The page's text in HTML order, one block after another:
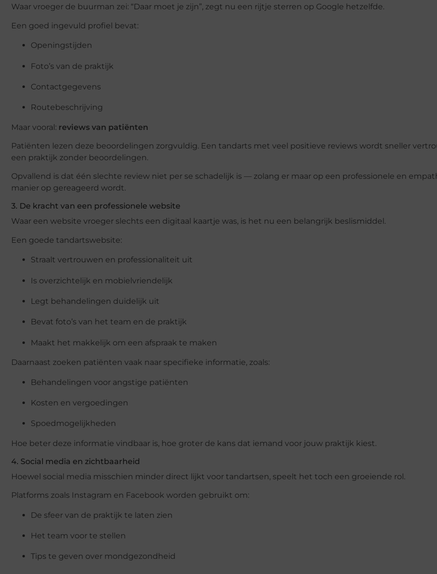
Waar vroeger de buurman zei: “Daar moet je zijn”, zegt nu een rijtje sterren op Google hetzelfde.
Een goed ingevuld profiel bevat:
Openingstijden
Foto’s van de praktijk
Contactgegevens
Routebeschrijving
Maar vooral: reviews van patiënten
Patiënten lezen deze beoordelingen zorgvuldig. Een tandarts met veel positieve reviews wordt sneller
een praktijk zonder beoordelingen.
Opvallend is dat één slechte review niet per se schadelijk is — zolang er maar op een professionele en
manier op gereageerd wordt.
3. De kracht van een professionele website
Waar een website vroeger slechts een digitaal kaartje was, is het nu een belangrijk beslismiddel.
Een goede tandartswebsite:
Straalt vertrouwen en professionaliteit uit
Is overzichtelijk en mobielvriendelijk
Legt behandelingen duidelijk uit
Bevat foto’s van het team en de praktijk
Maakt het makkelijk om een afspraak te maken
Daarnaast zoeken patiënten vaak naar specifieke informatie, zoals:
Behandelingen voor angstige patiënten
Kosten en vergoedingen
Spoedmogelijkheden
Hoe beter deze informatie vindbaar is, hoe groter de kans dat iemand voor jouw praktijk kiest.
4. Social media en zichtbaarheid
Hoewel social media misschien minder direct lijkt voor tandartsen, speelt het toch een groeiende rol.
Platforms zoals Instagram en Facebook worden gebruikt om:
De sfeer van de praktijk te laten zien
Het team voor te stellen
Tips te geven over mondgezondheid